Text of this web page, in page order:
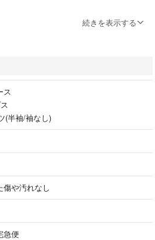
採寸しています。
ご確認ください。
ることもございます。
わせください。
ンについての詳細は画像をご参照くださ
続きを表示する
ス
(半袖/袖なし)
傷や汚れなし
急便